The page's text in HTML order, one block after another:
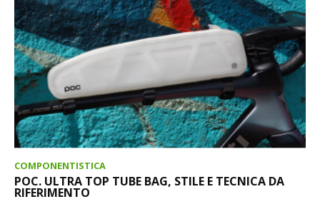
COMPONENTISTICA
POC. ULTRA TOP TUBE BAG, STILE E TECNICA DA
RIFERIMENTO